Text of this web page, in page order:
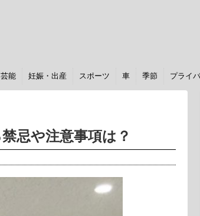
芸能 妊娠・出産 スポーツ 車 季節 プライ
忌や注意事項は？